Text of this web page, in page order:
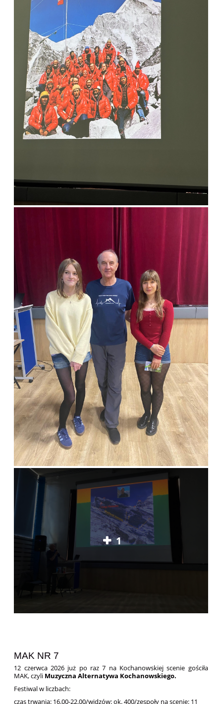
1
MAK NR 7
12 czerwca 2026 już po raz 7 na Kochanowskiej scenie gościła
MAK, czyli Muzyczna Alternatywa Kochanowskiego.
Festiwal w liczbach:
czas trwania: 16.00-22.00/widzów: ok. 400/zespoły na scenie: 11